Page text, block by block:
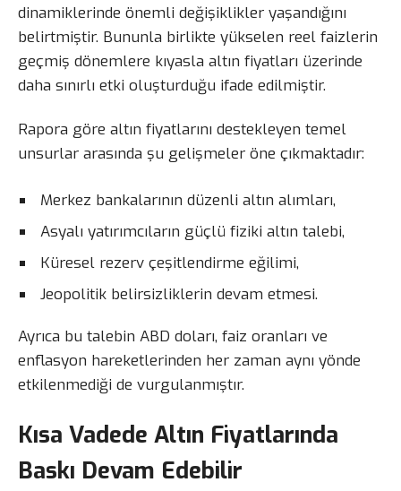
dinamiklerinde önemli değişiklikler yaşandığını
belirtmiştir. Bununla birlikte yükselen reel faizlerin
geçmiş dönemlere kıyasla altın fiyatları üzerinde
daha sınırlı etki oluşturduğu ifade edilmiştir.
Rapora göre altın fiyatlarını destekleyen temel
unsurlar arasında şu gelişmeler öne çıkmaktadır:
Merkez bankalarının düzenli altın alımları,
Asyalı yatırımcıların güçlü fiziki altın talebi,
Küresel rezerv çeşitlendirme eğilimi,
Jeopolitik belirsizliklerin devam etmesi.
Ayrıca bu talebin ABD doları, faiz oranları ve
enflasyon hareketlerinden her zaman aynı yönde
etkilenmediği de vurgulanmıştır.
Kısa Vadede Altın Fiyatlarında
Baskı Devam Edebilir